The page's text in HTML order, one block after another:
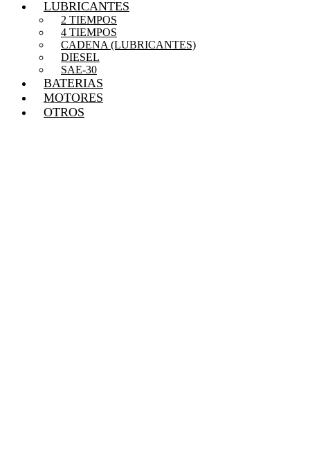
LUBRICANTES
2 TIEMPOS
4 TIEMPOS
CADENA (LUBRICANTES)
DIESEL
SAE-30
BATERIAS
MOTORES
OTROS